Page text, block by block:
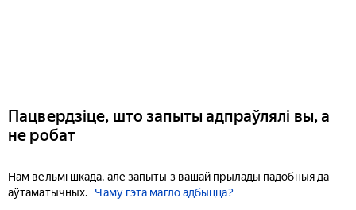
Пацвердзіце, што запыты адпраўлялі вы, а
не робат
Нам вельмі шкада, але запыты з вашай прылады падобныя да
аўтаматычных.
Чаму гэта магло адбыцца?